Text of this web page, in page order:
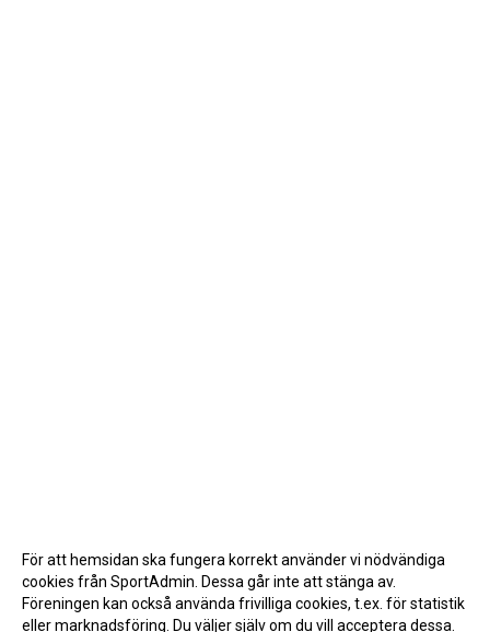
För att hemsidan ska fungera korrekt använder vi nödvändiga
cookies från SportAdmin. Dessa går inte att stänga av.
Föreningen kan också använda frivilliga cookies, t.ex. för statistik
eller marknadsföring. Du väljer själv om du vill acceptera dessa.